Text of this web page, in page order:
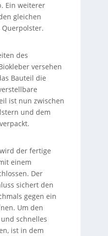
Ein weiterer
gleichen
des
versehen
Bauteil die
ist nun zwischen
und dem
der fertige
einem
Der
sichert den
gegen ein
Um den
schnelles
ist in dem